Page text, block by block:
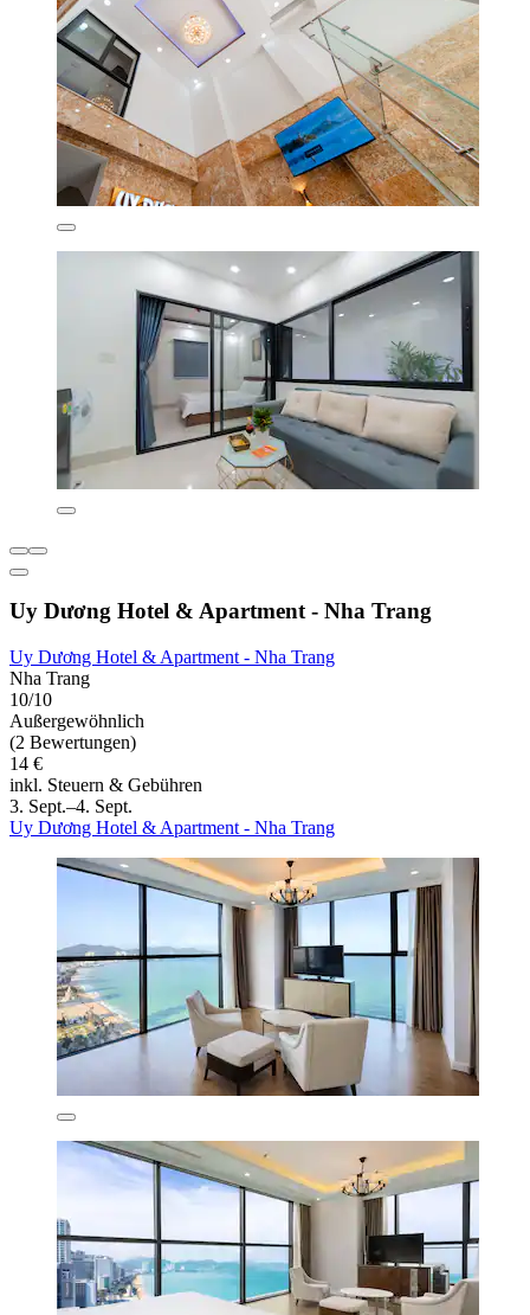
Uy Dương Hotel & Apartment - Nha Trang
Uy Dương Hotel & Apartment - Nha Trang
Nha Trang
10/10
Außergewöhnlich
(2 Bewertungen)
14 €
inkl. Steuern & Gebühren
3. Sept.–4. Sept.
Uy Dương Hotel & Apartment - Nha Trang